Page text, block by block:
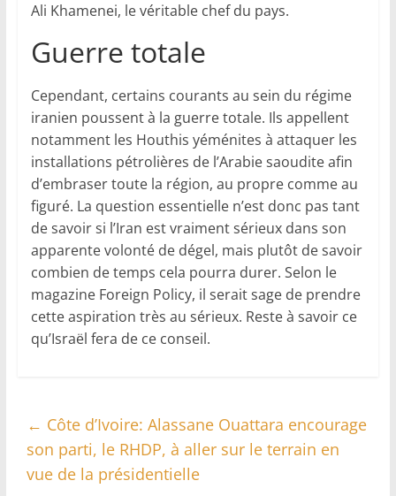
Ali Khamenei, le véritable chef du pays.
Guerre totale
Cependant, certains courants au sein du régime
iranien poussent à la guerre totale. Ils appellent
notamment les Houthis yéménites à attaquer les
installations pétrolières de l’Arabie saoudite afin
d’embraser toute la région, au propre comme au
figuré. La question essentielle n’est donc pas tant
de savoir si l’Iran est vraiment sérieux dans son
apparente volonté de dégel, mais plutôt de savoir
combien de temps cela pourra durer. Selon le
magazine Foreign Policy, il serait sage de prendre
cette aspiration très au sérieux. Reste à savoir ce
qu’Israël fera de ce conseil.
← Côte d’Ivoire: Alassane Ouattara encourage
son parti, le RHDP, à aller sur le terrain en
vue de la présidentielle